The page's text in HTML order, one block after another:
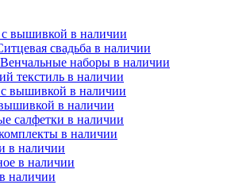
вышивкой в наличии
свадьба в наличии
наборы в наличии
текстиль в наличии
вышивкой в наличии
в наличии
салфетки в наличии
в наличии
в наличии
в наличии
наличии